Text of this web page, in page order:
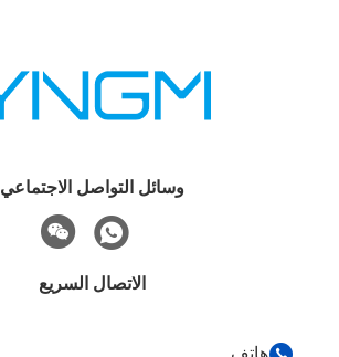
وسائل التواصل الاجتماعي
الاتصال السريع